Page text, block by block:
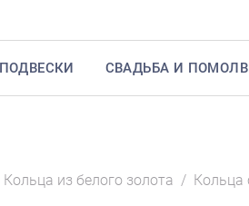
ПОДВЕСКИ СВАДЬБА И
Кольца из белого золота / Кольца